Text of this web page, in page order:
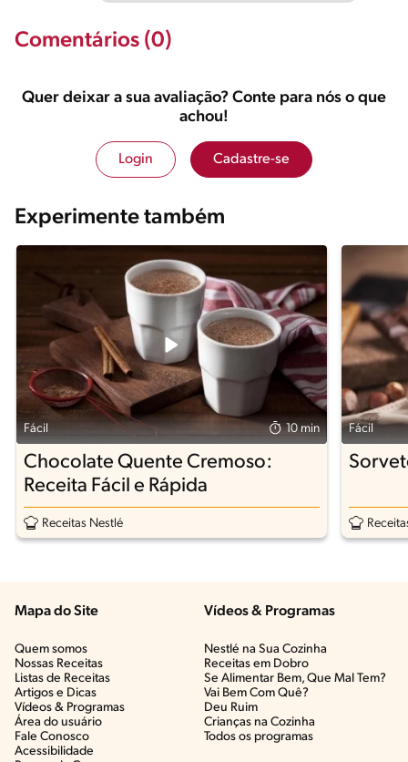
Comentários (0)
Quer deixar a sua avaliação? Conte para nós o que
achou!
Login Cadastre-se
Experimente também
Fácil 10 min
Chocolate Quente Cremoso:
Receita Fácil e Rápida
Receitas Nestlé
Fácil
Mapa do Site
Quem somos
Nossas Receitas
Listas de Receitas​
Artigos e Dicas​
Vídeos & Programas​
Área do usuário
Fale Conosco
Acessibilidade
Vídeos & Programas​
Nestlé na Sua Cozinha
Receitas em Dobro
Se Alimentar Bem, Que Mal Tem?​
Vai Bem Com Quê?​
Deu Ruim​
Crianças na Cozinha​
Todos os programas